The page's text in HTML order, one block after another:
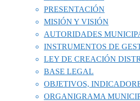
PRESENTACIÓN
MISIÓN Y VISIÓN
AUTORIDADES
INSTRUMENTOS DE
LEY DE CREACIÓN
BASE LEGAL
OBJETIVOS,
ORGANIGRAMA